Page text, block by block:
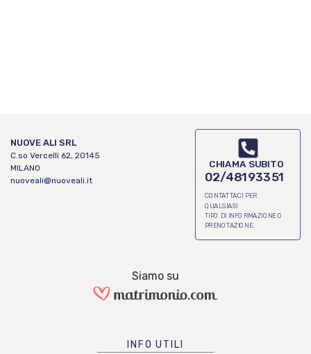
NUOVE ALI SRL
C.so Vercelli 62, 20145
MILANO
nuoveali@nuoveali.it
CHIAMA SUBITO
02/48193351
CONTATTACI PER
QUALSIASI
TIPO DI INFORMAZIONE O
PRENOTAZIONE.
Siamo su
INFO UTILI